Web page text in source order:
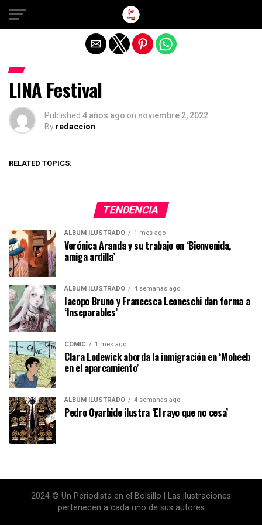
LINA Festival
Published 4 años ago on noviembre 2, 2022
By redaccion
RELATED TOPICS:
TENDENCIA
ÁLBUM ILUSTRADO 1 mes ago
Verónica Aranda y su trabajo en ‘Bienvenida,
amiga ardilla’
ÁLBUM ILUSTRADO 4 semanas ago
Iacopo Bruno y Francesca Leoneschi dan forma a
‘Inseparables’
CÓMIC 1 mes ago
Clara Lodewick aborda la inmigración en ‘Moheeb
en el aparcamiento’
ÁLBUM ILUSTRADO 4 semanas ago
Pedro Oyarbide ilustra ‘El rayo que no cesa’
2024 © Un Periodista en el Bolsillo | Las ilustraciones
pertenecen a cada uno de sus autores
Salir de la versión móvil